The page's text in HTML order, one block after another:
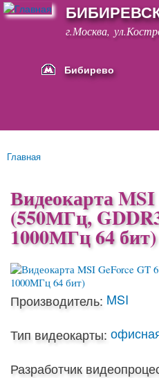
Перейти к
основному
г.Москва,
Бибирево
Основные ссылки
Вы здесь
Главная
Видеокарта
(550МГц,
1000МГц 64 бит)
Производитель: MSI
Тип видеокарты:
Разработчик